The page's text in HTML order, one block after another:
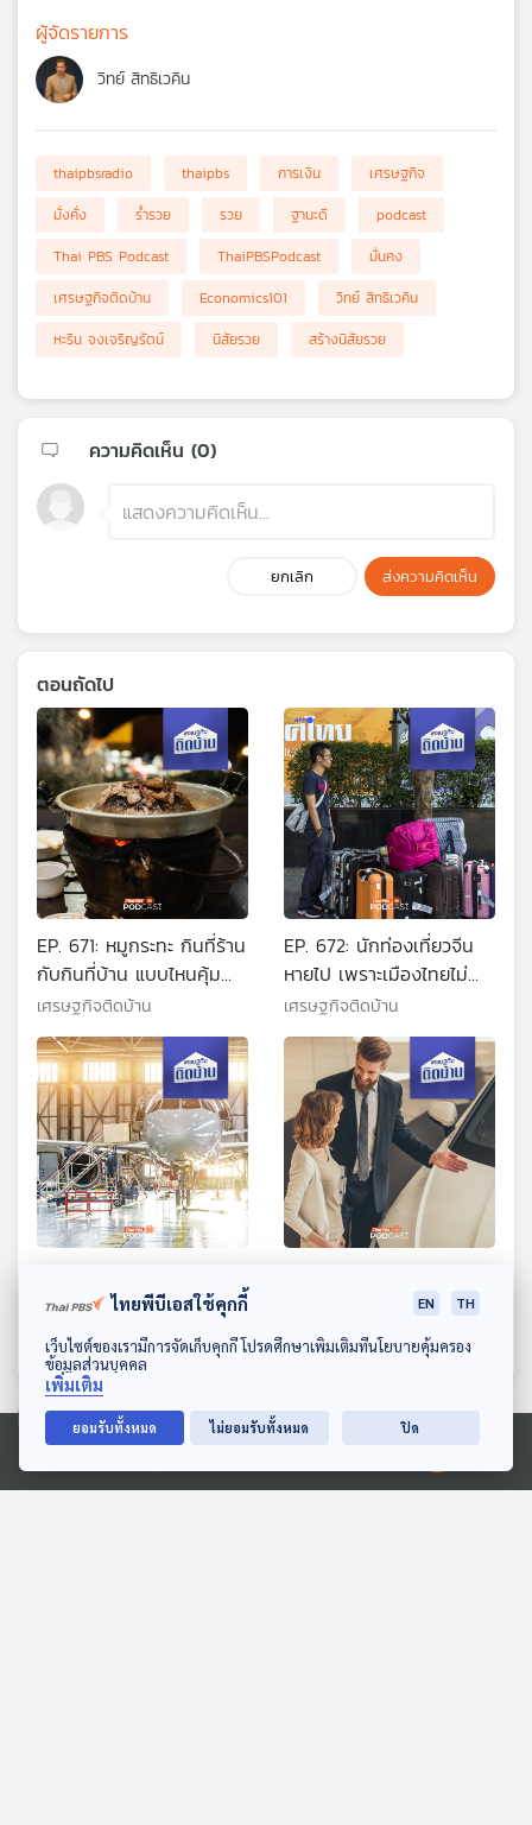
ดาวน์โหลด Thai PBS Podcast Application
Ⓒ 2020 องค์การกระจายเสียงและแพร่ภาพสาธารณะแห่งประเทศไทย
ผู้จัดรายการ
วิทย์ สิทธิเวคิน
thaipbsradio thaipbs การเงิน
เศรษฐกิจ
มั่งคั่ง
ร่ำรวย รวย ฐานะดี
podcast
Thai PBS Podcast
ThaiPBSPodcast
มั่นคง
เศรษฐกิจติดบ้าน
Economics101
วิทย์ สิทธิเวคิน
หะริน จงเจริญรัตน์
นิสัยรวย สร้างนิสัยรวย
ความคิดเห็น (0)
ยกเลิก ส่งความคิดเห็น
ตอนถัดไป
EP. 671: หมูกระทะ กินที่ร้าน
กับกินที่บ้าน แบบไหนคุ้ม
กว่ากัน
เศรษฐกิจติดบ้าน
EP. 672: นักท่องเที่ยวจีน
หายไป เพราะเมืองไทยไม่
ปลอดภัยจริงหรือ ?
เศรษฐกิจติดบ้าน
ให้เลือกความปลอดภัยด้วย
เศรษฐกิจติดบ้าน
พูดอย่างไรให้ขายของได้
เศรษฐกิจติดบ้าน
ตอนที่เกี่ยวข้อง
ไทยพีบีเอสใช้คุกกี้ EN TH
เว็บไซต์ของเรามีการจัดเก็บคุกกี้ โปรดศึกษาเพิ่มเติมที่นโยบายคุ้มครอง
ข้อมูลส่วนบุคคล
เพิ่มเติม
ยอมรับทั้งหมด ไม่ยอมรับทั้งหมด ปิด